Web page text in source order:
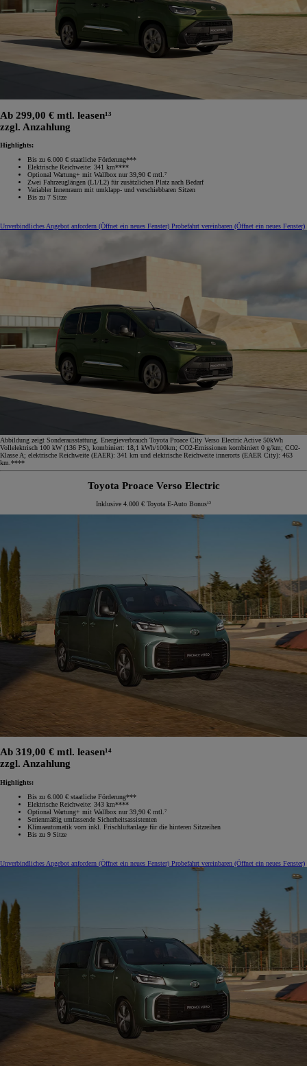
Ab 299,00 € mtl. leasen¹³
zzgl. Anzahlung
Highlights:
Bis zu 6.000 € staatliche Förderung***
Elektrische Reichweite: 341 km****
Optional Wartung+ mit Wallbox nur 39,90 € mtl.⁷
Zwei Fahrzeuglängen (L1/L2) für zusätzlichen Platz nach Bedarf
Variabler Innenraum mit umklapp‑ und verschiebbaren Sitzen
Bis zu 7 Sitze
Unverbindliches Angebot anfordern (Öffnet ein neues Fenster) Probefahrt vereinbaren (Öffnet ein neues Fenster)
Abbildung zeigt Sonderausstattung. Energieverbrauch Toyota Proace City Verso Electric Active 50kWh
Vollelektrisch 100 kW (136 PS), kombiniert: 18,1 kWh/100km; CO2-Emissionen kombiniert 0 g/km; CO2-
Klasse A; elektrische Reichweite (EAER): 341 km und elektrische Reichweite innerorts (EAER City): 463
km.****
Toyota Proace Verso Electric
Inklusive 4.000 € Toyota E-Auto Bonus¹²
Ab 319,00 € mtl. leasen¹⁴
zzgl. Anzahlung
Highlights:
Bis zu 6.000 € staatliche Förderung***
Elektrische Reichweite: 343 km****
Optional Wartung+ mit Wallbox nur 39,90 € mtl.⁷
Serienmäßig umfassende Sicherheitsassistenten
Klimaautomatik vorn inkl. Frischluftanlage für die hinteren Sitzreihen
Bis zu 9 Sitze
Unverbindliches Angebot anfordern (Öffnet ein neues Fenster) Probefahrt vereinbaren (Öffnet ein neues Fenster)